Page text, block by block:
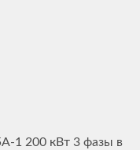
1 200 кВт 3 фазы в